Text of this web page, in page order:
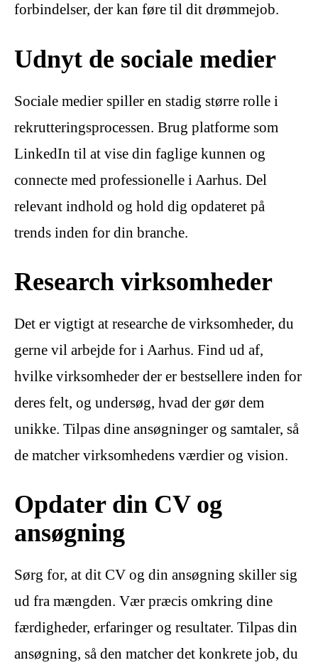
forbindelser, der kan føre til dit drømmejob.
Udnyt de sociale medier
Sociale medier spiller en stadig større rolle i
rekrutteringsprocessen. Brug platforme som
LinkedIn til at vise din faglige kunnen og
connecte med professionelle i Aarhus. Del
relevant indhold og hold dig opdateret på
trends inden for din branche.
Research virksomheder
Det er vigtigt at researche de virksomheder, du
gerne vil arbejde for i Aarhus. Find ud af,
hvilke virksomheder der er bestsellere inden for
deres felt, og undersøg, hvad der gør dem
unikke. Tilpas dine ansøgninger og samtaler, så
de matcher virksomhedens værdier og vision.
Opdater din CV og
ansøgning
Sørg for, at dit CV og din ansøgning skiller sig
ud fra mængden. Vær præcis omkring dine
færdigheder, erfaringer og resultater. Tilpas din
ansøgning, så den matcher det konkrete job, du